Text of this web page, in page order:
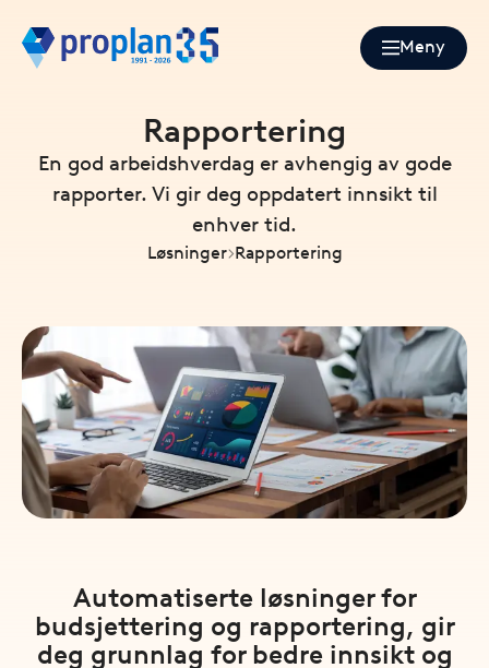
Meny
Rapportering
En god arbeidshverdag er avhengig av gode
rapporter. Vi gir deg oppdatert innsikt til
enhver tid.
Løsninger Rapportering
Automatiserte løsninger for
budsjettering og rapportering, gir
deg grunnlag for bedre innsikt og